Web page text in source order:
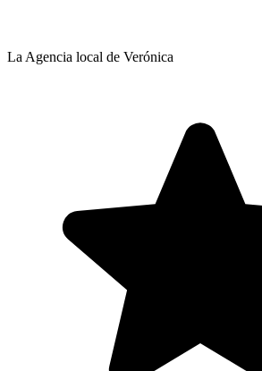
La Agencia local de Verónica